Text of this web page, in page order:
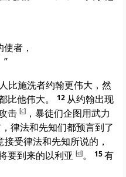
者，
比施洗者约翰更伟大，然
他伟大。
12 从约翰出现
击 [c] ，暴徒们企图用武力
律法和先知们都预言到了
接受律法和先知所说的，
要到来的以利亚 [d]。 15有